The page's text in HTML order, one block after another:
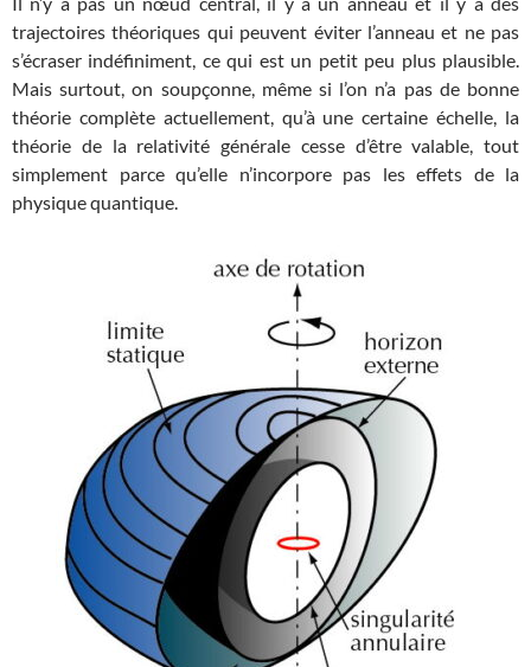
trajectoires théoriques qui peuvent éviter l’anneau et ne pas
s’écraser indéfiniment, ce qui est un petit peu plus plausible.
Mais surtout, on soupçonne, même si l’on n’a pas de bonne
théorie complète actuellement, qu’à une certaine échelle, la
théorie de la relativité générale cesse d’être valable, tout
simplement parce qu’elle n’incorpore pas les effets de la
physique quantique.